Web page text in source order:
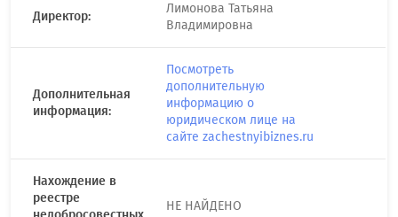
Директор:
Лимонова Татьяна
Владимировна
Дополнительная
информация:
Посмотреть
дополнительную
информацию о
юридическом лице на
сайте zachestnyibiznes.ru
Нахождение в
реестре
НЕ НАЙДЕНО